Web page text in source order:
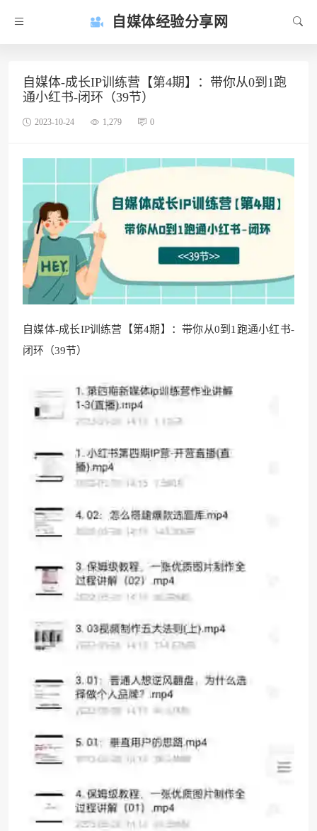
自媒体经验分享网
自媒体-成长IP训练营【第4期】：带你从0到1跑
通小红书-闭环（39节）
2023-10-24 1,279 0
自媒体-成长IP训练营【第4期】：带你从0到1跑通小红书-
闭环（39节）